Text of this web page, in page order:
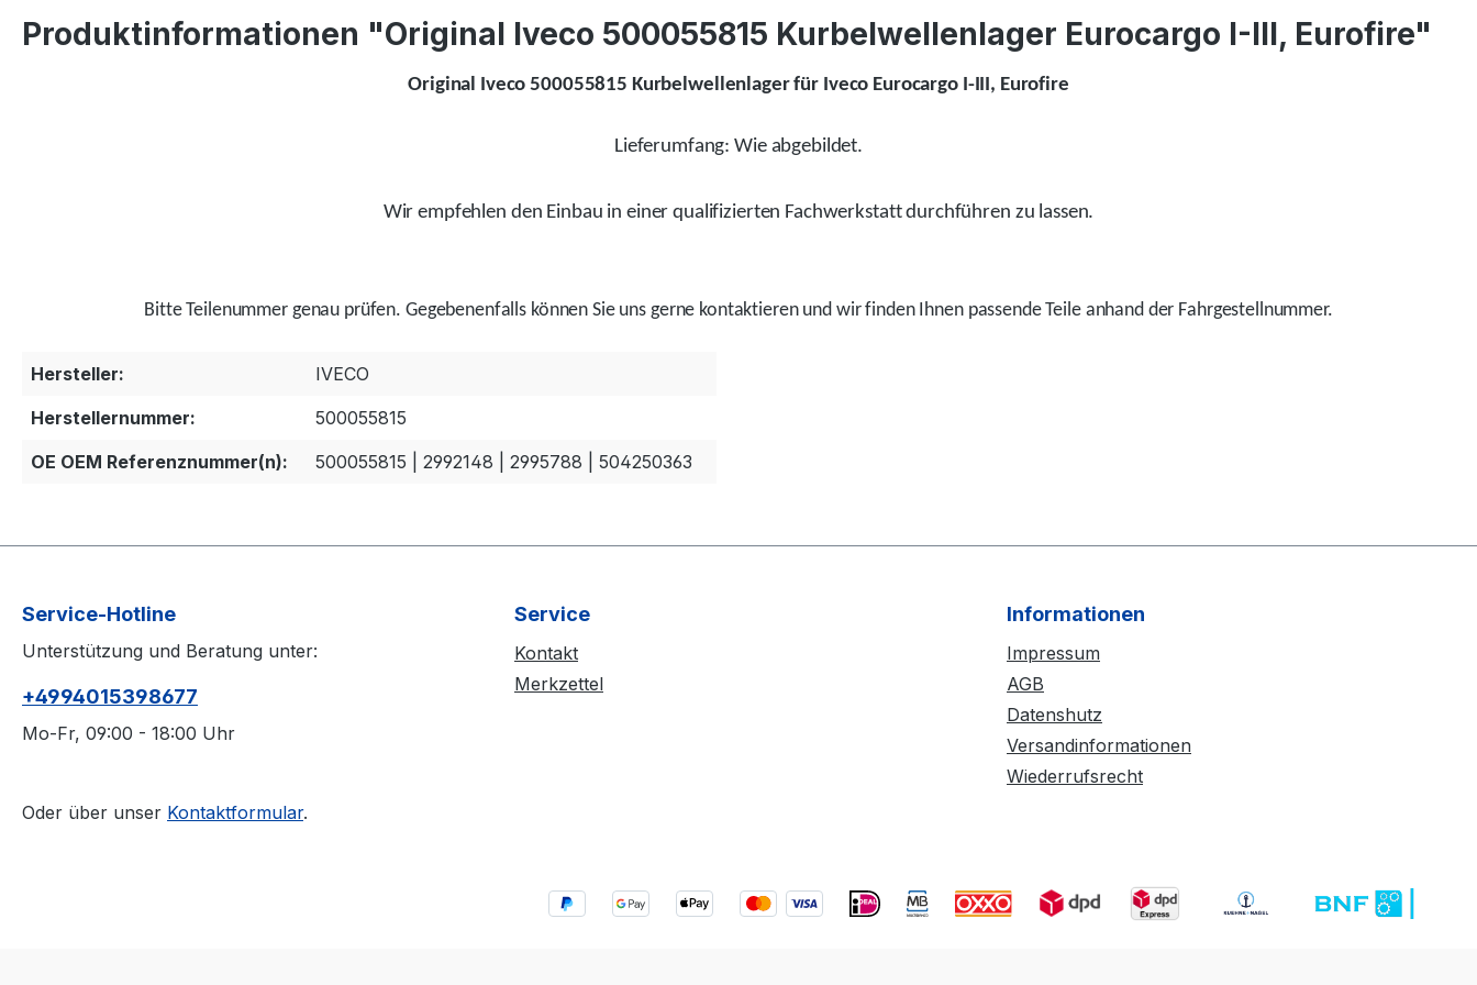
Produktinformationen "Original Iveco 500055815 Kurbelwellenlager Eurocargo I-III, Eurofire"
Original Iveco 500055815 Kurbelwellenlager für Iveco Eurocargo I-III, Eurofire
Lieferumfang: Wie abgebildet.
Wir empfehlen den Einbau in einer qualifizierten Fachwerkstatt durchführen zu lassen.
Bitte Teilenummer genau prüfen. Gegebenenfalls können Sie uns gerne kontaktieren und wirfindenIhnen passende Teile anhand der Fahrgestellnummer.
Hersteller:
IVECO
Herstellernummer:
500055815
OE OEM Referenznummer(n):
500055815 | 2992148 | 2995788 | 504250363
Service-Hotline
Unterstützung und Beratung unter:
+4994015398677
Mo-Fr, 09:00 - 18:00 Uhr
Oder über unser Kontaktformular.
Service
Kontakt
Merkzettel
Informationen
Impressum
AGB
Datenshutz
Versandinformationen
Wiederrufsrecht